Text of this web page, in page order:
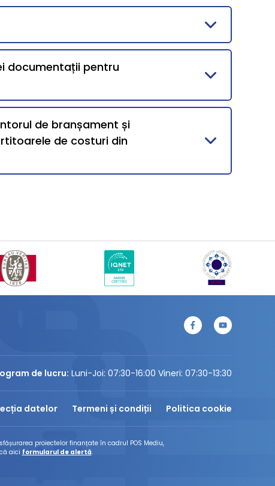
documentații pentru
de branșament și
de costuri din
de lucru: Luni-Joi: 07:30-16:00 Vineri: 07:30-13:30
datelor Termeni și condiții Politica cookie
proiectelor finanțate în cadrul POS Mediu,
aici formularul de alertă.